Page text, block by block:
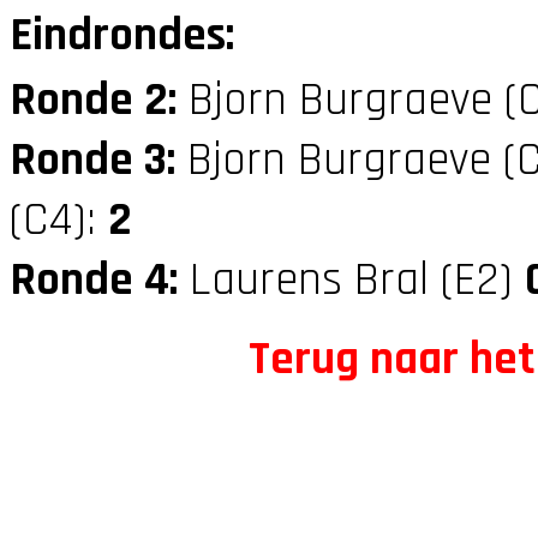
Eindrondes:
Ronde 2: Bjorn Burgraeve
Ronde 3: Bjorn Burgraeve
(C4): 2
Ronde 4: Laurens Bral (E2)
Terug naar